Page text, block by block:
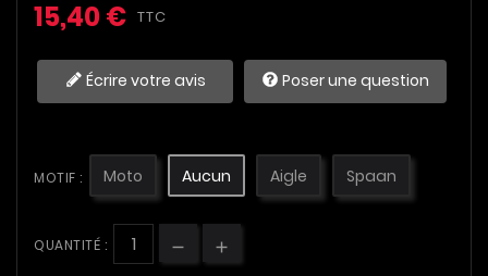
15,40 € TTC
Écrire votre avis Poser une question
MOTIF : Moto Aucun Aigle Spaan
QUANTITÉ :